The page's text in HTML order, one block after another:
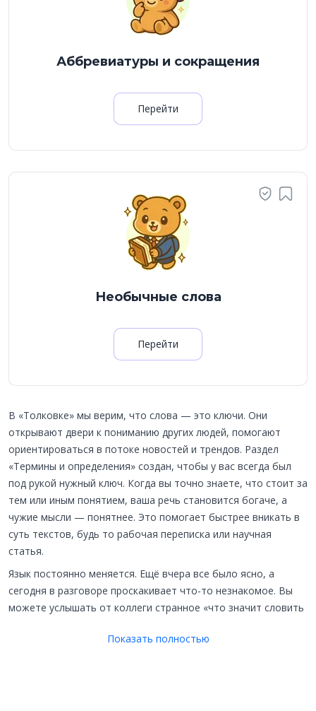
Аббревиатуры и сокращения
Перейти
Необычные слова
Перейти
В «Толковке» мы верим, что слова — это ключи. Они
открывают двери к пониманию других людей, помогают
ориентироваться в потоке новостей и трендов. Раздел
«Термины и определения» создан, чтобы у вас всегда был
под рукой нужный ключ. Когда вы точно знаете, что стоит за
тем или иным понятием, ваша речь становится богаче, а
чужие мысли — понятнее. Это помогает быстрее вникать в
суть текстов, будь то рабочая переписка или научная
статья.
Язык постоянно меняется. Ещё вчера все было ясно, а
сегодня в разговоре проскакивает что-то незнакомое. Вы
можете услышать от коллеги странное «что значит словить
В сети натыкаетесь на обсуждение, «кто такой скуф», и
Показать полностью